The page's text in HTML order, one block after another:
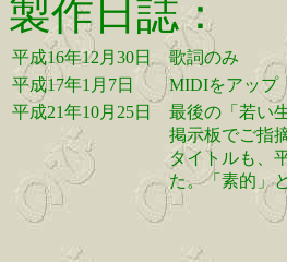
製作日誌：
平成16年12月30日
歌詞のみ
平成17年1月7日
MIDIをアップ
平成21年10月25日
最後の「若い
掲示板でご指
タイトルも、
た。「素的」